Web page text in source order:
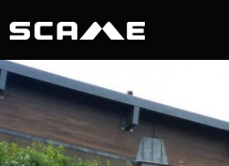
Azienda